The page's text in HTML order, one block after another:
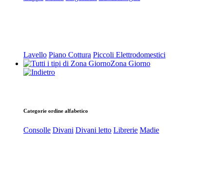
Lavello Piano Cottura Piccoli Elettrodomestici
Zona Giorno
Categorie ordine alfabetico
Consolle Divani Divani letto Librerie Madie